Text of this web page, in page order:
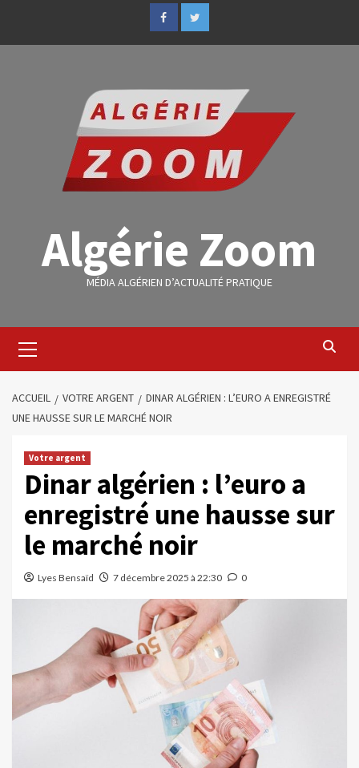
Algérie Zoom
MÉDIA ALGÉRIEN D’ACTUALITÉ PRATIQUE
ACCUEIL VOTRE ARGENT
DINAR ALGÉRIEN : L’EURO A ENREGISTRÉ
UNE HAUSSE SUR LE MARCHÉ NOIR
Votre argent
Dinar algérien : l’euro a
enregistré une hausse sur
le marché noir
Lyes Bensaïd 7 décembre 2025 à 22:30 0